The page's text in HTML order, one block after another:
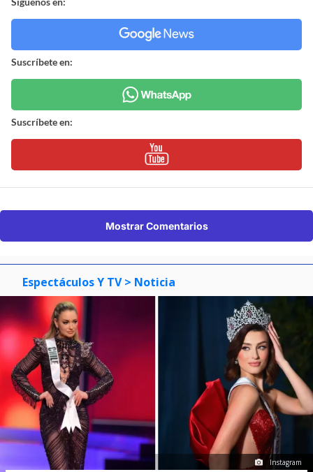
Suscríbete en:
Suscríbete en:
Mostrar Comentarios
Espectáculos Y TV > Noticia
Instagram